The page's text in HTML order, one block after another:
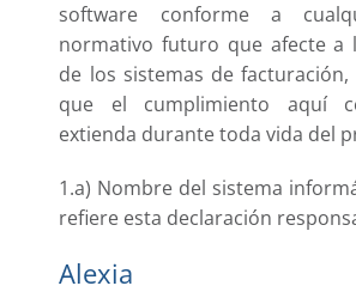
software conforme a
normativo futuro que afecte a
de los sistemas de
que el cumplimiento aquí
extienda durante toda vida del
1.a) Nombre del sistema
refiere esta declaración
Alexia